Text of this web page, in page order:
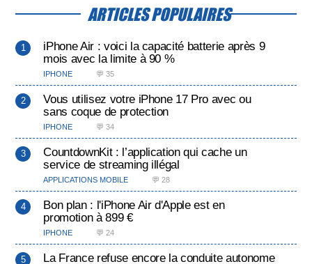
ARTICLES POPULAIRES
iPhone Air : voici la capacité batterie après 9
mois avec la limite à 90 %
IPHONE 💬 35
Vous utilisez votre iPhone 17 Pro avec ou
sans coque de protection
IPHONE 💬 34
CountdownKit : l’application qui cache un
service de streaming illégal
APPLICATIONS MOBILE 💬 28
Bon plan : l'iPhone Air d'Apple est en
promotion à 899 €
IPHONE 💬 24
La France refuse encore la conduite autonome